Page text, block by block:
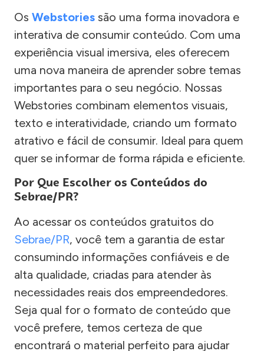
Os Webstories são uma forma inovadora e
interativa de consumir conteúdo. Com uma
experiência visual imersiva, eles oferecem
uma nova maneira de aprender sobre temas
importantes para o seu negócio. Nossas
Webstories combinam elementos visuais,
texto e interatividade, criando um formato
atrativo e fácil de consumir. Ideal para quem
quer se informar de forma rápida e eficiente.
Por Que Escolher os Conteúdos do
Sebrae/PR?
Ao acessar os conteúdos gratuitos do
Sebrae/PR, você tem a garantia de estar
consumindo informações confiáveis e de
alta qualidade, criadas para atender às
necessidades reais dos empreendedores.
Seja qual for o formato de conteúdo que
você prefere, temos certeza de que
encontrará o material perfeito para ajudar